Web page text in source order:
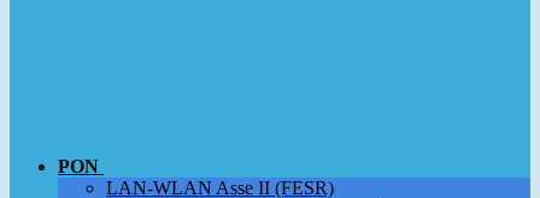
PON
LAN-WLAN Asse II (FESR)